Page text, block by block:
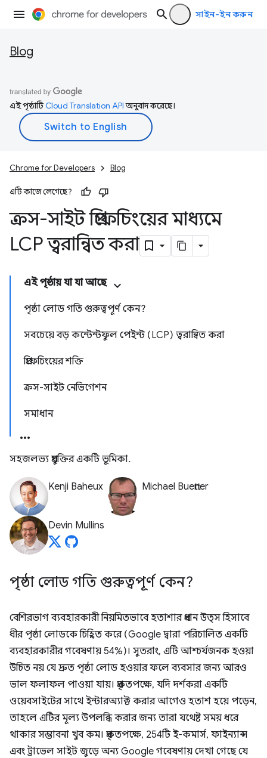
সাইন-ইন করুন
Blog
এই পৃষ্ঠাটিCloud Translation APIঅনুবাদ করেছে।
Chrome for Developers Blog
এটি কাজে লেগেছে?
ক্রস-সাইট প্রিফেচিংয়ের মাধ্যমে
LCP ত্বরান্বিত করা
এই পৃষ্ঠায় যা যা আছে
পৃষ্ঠা লোড গতি গুরুত্বপূর্ণ কেন?
সবচেয়ে বড় কন্টেন্টফুল পেইন্ট (LCP) ত্বরান্বিত করা
প্রিফেচিংয়ের শক্তি
ক্রস-সাইট নেভিগেশন
সমাধান
সহজলভ্য প্রযুক্তির একটি ভূমিকা.
Kenji Baheux Michael Buettner
Devin Mullins
পৃষ্ঠা লোড গতি গুরুত্বপূর্ণ কেন?
বেশিরভাগ ব্যবহারকারী নিয়মিতভাবে হতাশার প্রধান উত্স হিসাবে
ধীর পৃষ্ঠা লোডকে চিহ্নিত করে (Google দ্বারা পরিচালিত একটি
ব্যবহারকারীর গবেষণায় 54%)। সুতরাং, এটি আশ্চর্যজনক হওয়া
উচিত নয় যে দ্রুত পৃষ্ঠা লোড হওয়ার ফলে ব্যবসার জন্য আরও
ভাল ফলাফল পাওয়া যায়। প্রকৃতপক্ষে, যদি দর্শকরা একটি
ওয়েবসাইটের সাথে ইন্টারঅ্যাক্ট করার আগেও হতাশ হয়ে পড়েন,
তাহলে এটির মূল্য উপলব্ধি করার জন্য তারা যথেষ্ট সময় ধরে
থাকার সম্ভাবনা খুব কম। প্রকৃতপক্ষে, 254টি ই-কমার্স, ফাইন্যান্স
এবং ট্রাভেল সাইট জুড়ে অন্য Google গবেষণায় দেখা গেছে যে